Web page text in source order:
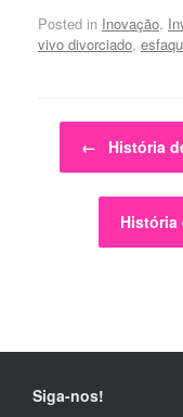
Posted in Inovação,
vivo divorciado,
Post navigation
← História
Siga-nos!